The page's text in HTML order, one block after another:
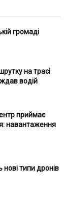
громаді
на трасі
водій
приймає
навантаження
типи дронів